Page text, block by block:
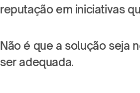
reputação em iniciativas
Não é que a solução seja
ser adequada.